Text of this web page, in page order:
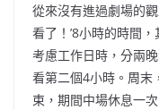
從來沒有進過劇場的
看了！’8小時的時間
考慮工作日時，分兩
看第二個4小時。周末
束，期間中場休息一